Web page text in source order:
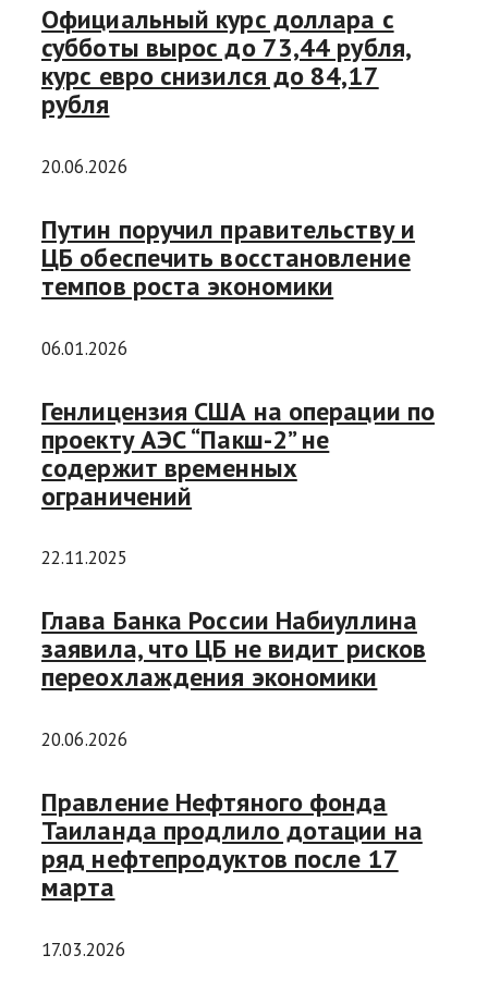
Официальный курс доллара с
субботы вырос до 73,44 рубля,
курс евро снизился до 84,17
рубля
20.06.2026
Путин поручил правительству и
ЦБ обеспечить восстановление
темпов роста экономики
06.01.2026
Генлицензия США на операции по
проекту АЭС “Пакш-2” не
содержит временных
ограничений
22.11.2025
Глава Банка России Набиуллина
заявила, что ЦБ не видит рисков
переохлаждения экономики
20.06.2026
Правление Нефтяного фонда
Таиланда продлило дотации на
ряд нефтепродуктов после 17
марта
17.03.2026